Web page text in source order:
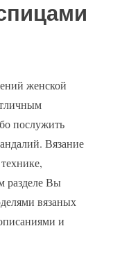
женской
послужить
Вязание
разделе Вы
вязаных
и